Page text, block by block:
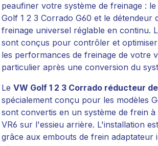
peaufiner votre système de freinage :
Golf 1 2 3 Corrado G60 et le détendeur
freinage universel réglable en continu.
sont conçus pour contrôler et
les performances de freinage de votre
particulier après une conversion du
Le VW Golf 1 2 3 Corrado réducteur
spécialement conçu pour les modèles
sont convertis en un système de frein à
VR6 sur l'essieu arrière. L'installation
grâce aux embouts de frein adaptateur